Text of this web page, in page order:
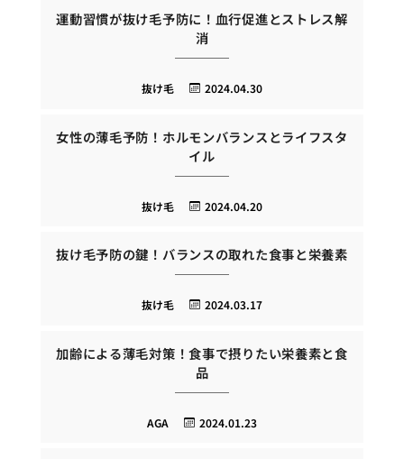
運動習慣が抜け毛予防に！血行促進とストレス解
消
2024.04.30
抜け毛
女性の薄毛予防！ホルモンバランスとライフスタ
イル
2024.04.20
抜け毛
抜け毛予防の鍵！バランスの取れた食事と栄養素
2024.03.17
抜け毛
加齢による薄毛対策！食事で摂りたい栄養素と食
品
2024.01.23
AGA